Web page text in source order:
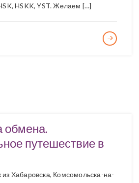
HSKK, YST. Желаем […]
обмена.
путешествие в
из Хабаровска, Комсомольска-на-